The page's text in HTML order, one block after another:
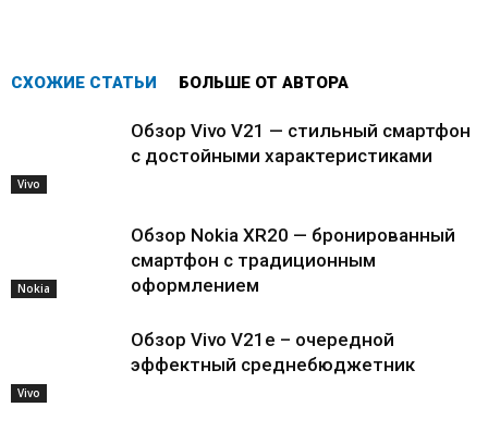
СХОЖИЕ СТАТЬИ БОЛЬШЕ ОТ АВТОРА
Vivo
Обзор Vivo V21 — стильный смартфон
с достойными характеристиками
Nokia
Обзор Nokia XR20 — бронированный
смартфон с традиционным
оформлением
Vivo
Обзор Vivo V21e – очередной
эффектный среднебюджетник